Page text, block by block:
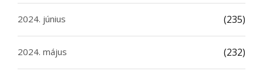
2024. június (235)
2024. május (232)